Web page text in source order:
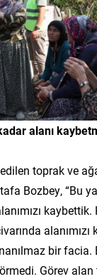
alanı
toprak ve
Bozbey, “Bu
kaybettik.
bir facia.
Görev